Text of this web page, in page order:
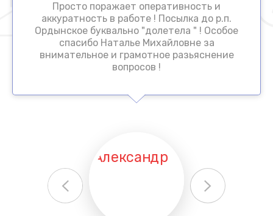
Просто поражает оперативность и
аккуратность в работе ! Посылка до р.п.
Ордынское буквально "долетела " ! Особое
спасибо Наталье Михайловне за
внимательное и грамотное разьяснение
вопросов !